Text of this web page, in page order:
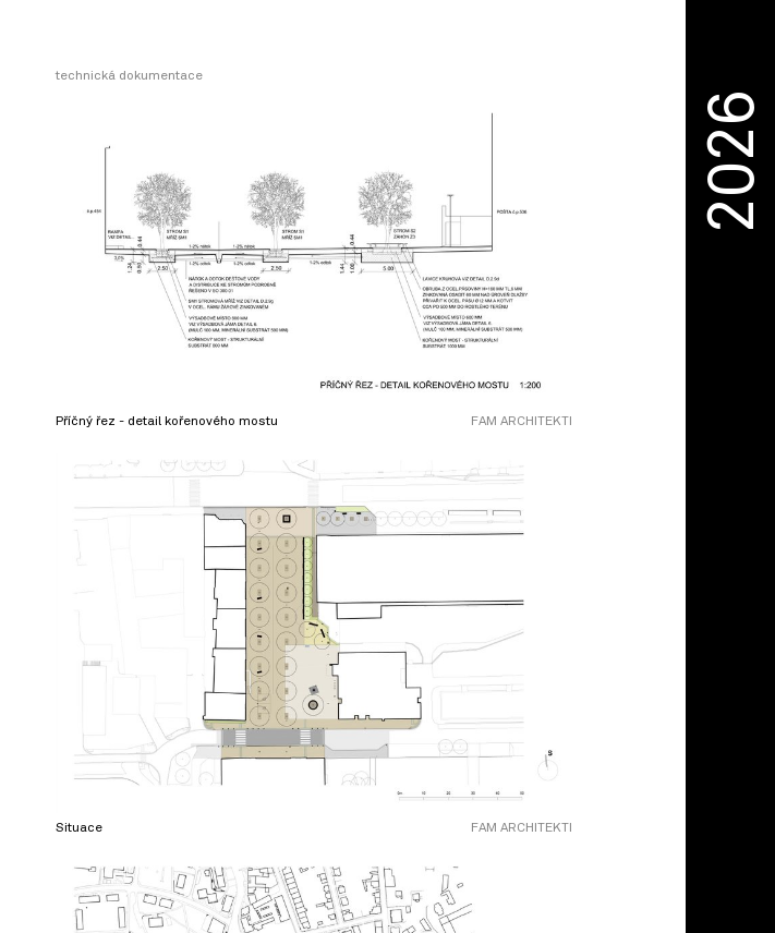
technická dokumentace
Příčný řez - detail kořenového mostu FAM ARCHITEKTI
Situace FAM ARCHITEKTI
2026